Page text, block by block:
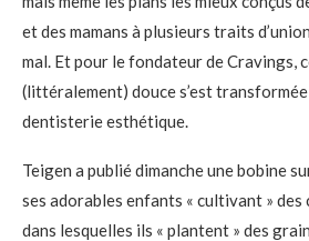
et des mamans à plusieurs traits
mal. Et pour le fondateur de Cravings,
(littéralement) douce s’est
dentisterie esthétique.
Teigen a publié dimanche une bobine
ses adorables enfants « cultivant » des
dans lesquelles ils « plantent » des